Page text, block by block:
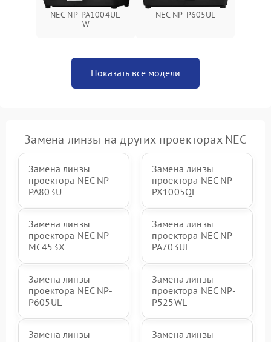
NEC NP-PA1004UL-
W
NEC NP-P605UL
Показать все модели
Замена линзы на других проекторах NEC
Замена линзы
проектора NEC NP-
PA803U
Замена линзы
проектора NEC NP-
PX1005QL
Замена линзы
проектора NEC NP-
MC453X
Замена линзы
проектора NEC NP-
PA703UL
Замена линзы
проектора NEC NP-
P605UL
Замена линзы
проектора NEC NP-
P525WL
Замена линзы
Замена линзы